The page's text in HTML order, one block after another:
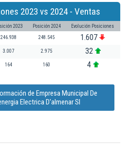
2023 vs 2024 - Ventas
2023 Posición 2024 Evolución Posiciones
246.938 248.545 1.607
3.007 2.975 32
164 160 4
de Empresa Municipal De
Electrica D'almenar Sl